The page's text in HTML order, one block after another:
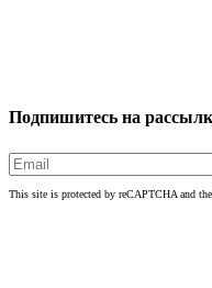
Подпишитесь на
This site is protected by reCAPTCHA and